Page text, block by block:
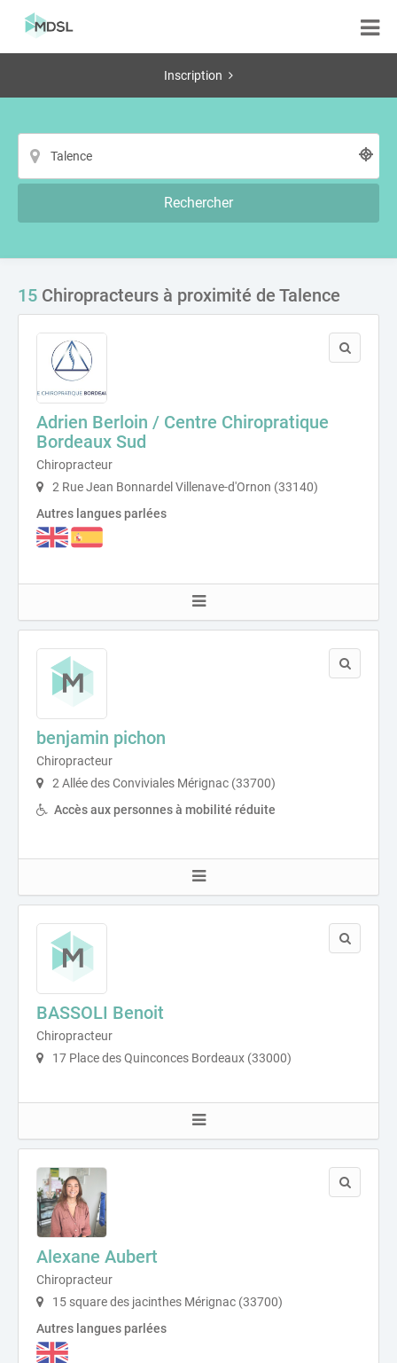
Inscription
Rechercher
15 Chiropracteurs à proximité de Talence
Adrien Berloin / Centre Chiropratique
Bordeaux Sud
Chiropracteur
2 Rue Jean Bonnardel Villenave-d'Ornon (33140)
Autres langues parlées
benjamin pichon
Chiropracteur
2 Allée des Conviviales Mérignac (33700)
Accès aux personnes à mobilité réduite
BASSOLI Benoit
Chiropracteur
17 Place des Quinconces Bordeaux (33000)
Alexane Aubert
Chiropracteur
15 square des jacinthes Mérignac (33700)
Autres langues parlées